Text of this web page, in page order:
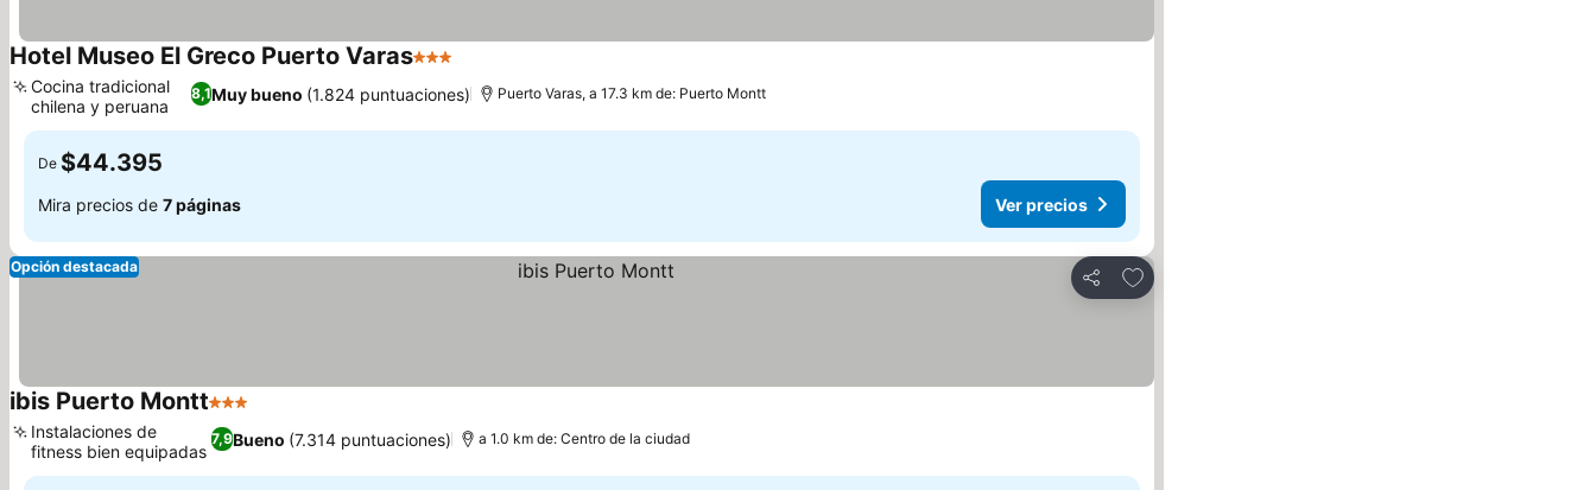
Hotel Museo El Greco Puerto Varas3 Estrellas
8,1Muy bueno (1.824 puntuaciones)
Cocina tradicional
chilena y peruana
Puerto Varas, a 17.3 km de: Puerto Montt
De $44.395
Mira precios de 7 páginas Ver precios
Compartir
Agregar a favoritos
Opción destacada
ibis Puerto Montt3 Estrellas
7,9Bueno (7.314 puntuaciones)
Instalaciones de
fitness bien equipadas
a 1.0 km de: Centro de la ciudad